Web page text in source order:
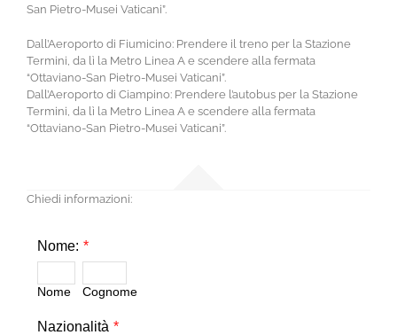
San Pietro-Musei Vaticani”.
Dall’Aeroporto di Fiumicino: Prendere il treno per la Stazione
Termini, da lì la Metro Linea A e scendere alla fermata
“Ottaviano-San Pietro-Musei Vaticani”.
Dall’Aeroporto di Ciampino: Prendere l’autobus per la Stazione
Termini, da lì la Metro Linea A e scendere alla fermata
“Ottaviano-San Pietro-Musei Vaticani”.
Chiedi informazioni:
Nome: *
Nome Cognome
Nazionalità *